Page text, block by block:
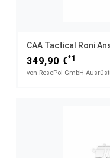
CAA Tactical Roni
349,90 €*1
von RescPol GmbH